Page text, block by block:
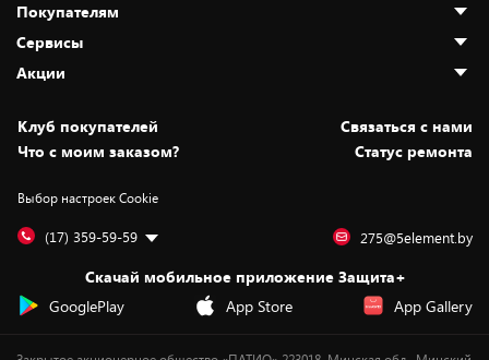
О нас
Адреса магазинов
Новости
Статьи и обзоры
Вакансии
Дай пять добру!
Покупателям
Как сделать заказ
Оплата и доставка
Безналичный расчёт
Обмен и возврат товара
Обработка персональных данных
Подарочные карты
Сервисы
Установка техники
Для игровых консолей
Для мобильных устройств
Для компьютеров
Сервисные центры
Акции
Скидки и промокоды
Белорусские товары
Бонусы
Оплата частями
Новинки
Клуб покупателей
Cвязаться с нами
Что с моим заказом?
Статус ремонта
Выбор настроек Cookie
(17) 359-59-59 275@5element.by
Скачай мобильное приложение Защита+
GooglePlay
App Store App Gallery